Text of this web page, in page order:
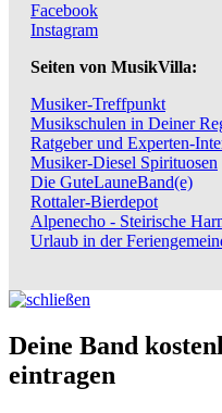
Facebook
Instagram
Seiten von MusikVilla:
Musiker-Treffpunkt
Musikschulen in Deiner
Ratgeber und Experten-
Musiker-Diesel Spirituosen
Die GuteLauneBand(e)
Rottaler-Bierdepot
Alpenecho - Steirische
Urlaub in der
Deine Band
eintragen